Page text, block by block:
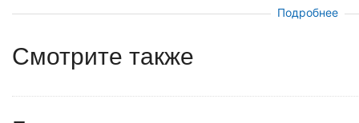
Подробнее
Смотрите также